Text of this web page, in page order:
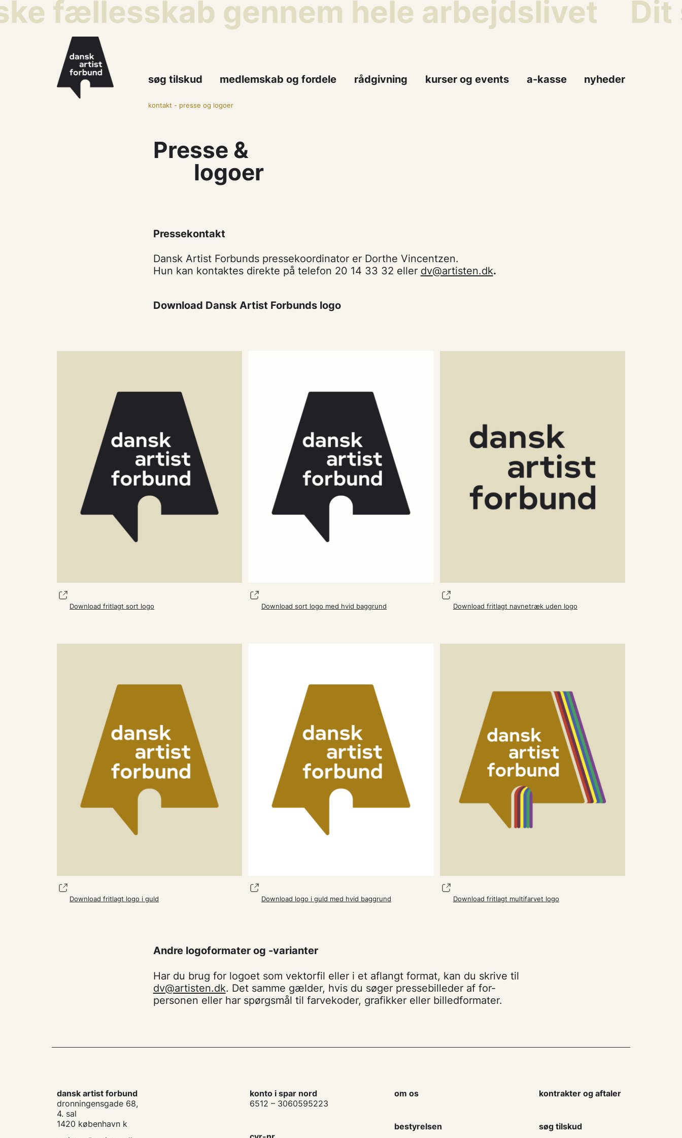
fællesskab gennem hele arbejdslivet Dit
søg tilskud medlemskab og fordele rådgivning kurser og events a-kasse nyheder
kontakt - presse og logoer
Presse &
logoer
Pressekontakt
Dansk Artist Forbunds pressekoordinator er Dorthe Vincentzen.
Hun kan kontaktes direkte på telefon 20 14 33 32 eller dv@artisten.dk.
Download Dansk Artist Forbunds logo
Download fritlagt sort logo Download sort logo med hvid baggrund Download fritlagt navnetræk uden logo
Download fritlagt logo i guld Download logo i guld med hvid baggrund Download fritlagt multifarvet logo
Andre logoformater og -varianter
Har du brug for logoet som vektorfil eller i et aflangt format, kan du skrive til
dv@artisten.dk. Det samme gælder, hvis du søger pressebilleder af for-
personen eller har spørgsmål til farvekoder, grafikker eller billedformater.
dansk artist forbund
dronningensgade 68,
4. sal
1420 københavn k
konto i spar nord
6512 – 3060595223
om os
bestyrelsen
kontrakter og aftaler
søg tilskud
Hold dig opdateret med Dansk